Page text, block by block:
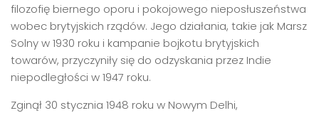
filozofię biernego oporu i pokojowego nieposłuszeństwa
wobec brytyjskich rządów. Jego działania, takie jak Marsz
Solny w 1930 roku i kampanie bojkotu brytyjskich
towarów, przyczyniły się do odzyskania przez Indie
niepodległości w 1947 roku.
Zginął 30 stycznia 1948 roku w Nowym Delhi,